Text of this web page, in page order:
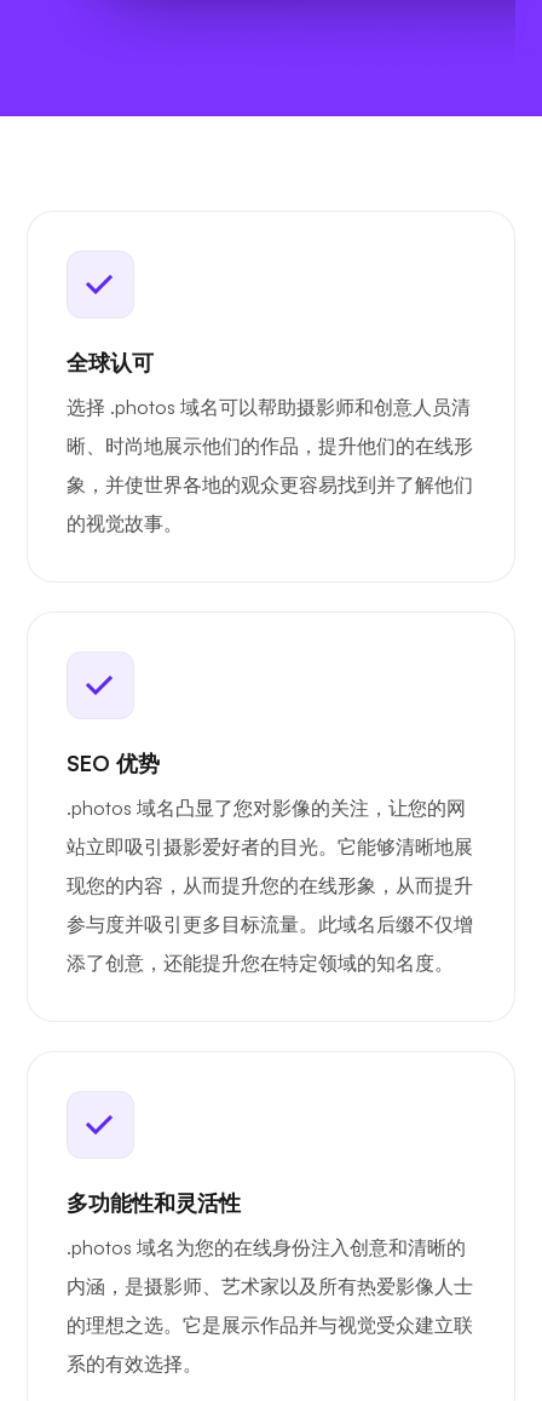
全球认可
选择 .photos 域名可以帮助摄影师和创意人员清
晰、时尚地展示他们的作品，提升他们的在线形
象，并使世界各地的观众更容易找到并了解他们
的视觉故事。
SEO 优势
.photos 域名凸显了您对影像的关注，让您的网
站立即吸引摄影爱好者的目光。它能够清晰地展
现您的内容，从而提升您的在线形象，从而提升
参与度并吸引更多目标流量。此域名后缀不仅增
添了创意，还能提升您在特定领域的知名度。
多功能性和灵活性
.photos 域名为您的在线身份注入创意和清晰的
内涵，是摄影师、艺术家以及所有热爱影像人士
的理想之选。它是展示作品并与视觉受众建立联
系的有效选择。